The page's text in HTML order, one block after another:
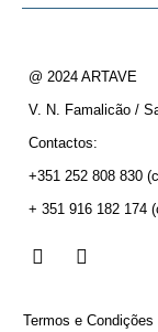
@ 2024 ARTAVE
V. N. Famalicão /
Contactos:
+351 252 808 830
+ 351 916 182 174
Termos e Condições